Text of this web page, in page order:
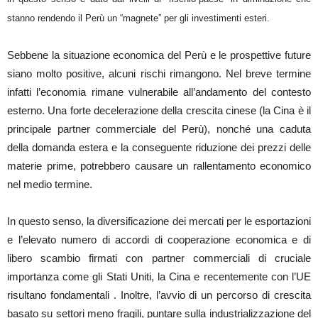
stanno rendendo il Perù un “magnete” per gli investimenti esteri.
Sebbene la situazione economica del Perù e le prospettive future
siano molto positive, alcuni rischi rimangono. Nel breve termine
infatti l’economia rimane vulnerabile all’andamento del contesto
esterno. Una forte decelerazione della crescita cinese (la Cina è il
principale partner commerciale del Perù), nonché una caduta
della domanda estera e la conseguente riduzione dei prezzi delle
materie prime, potrebbero causare un rallentamento economico
nel medio termine.
In questo senso, la diversificazione dei mercati per le esportazioni
e l’elevato numero di accordi di cooperazione economica e di
libero scambio firmati con partner commerciali di cruciale
importanza come gli Stati Uniti, la Cina e recentemente con l’UE
risultano fondamentali . Inoltre, l’avvio di un percorso di crescita
basato su settori meno fragili, puntare sulla industrializzazione del